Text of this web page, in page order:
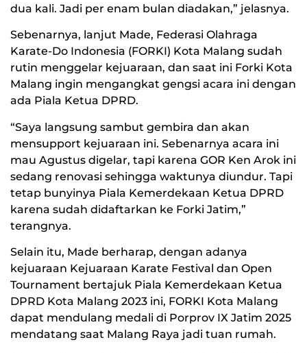
dua kali. Jadi per enam bulan diadakan,” jelasnya.
Sebenarnya, lanjut Made, Federasi Olahraga
Karate-Do Indonesia (FORKI) Kota Malang sudah
rutin menggelar kejuaraan, dan saat ini Forki Kota
Malang ingin mengangkat gengsi acara ini dengan
ada Piala Ketua DPRD.
“Saya langsung sambut gembira dan akan
mensupport kejuaraan ini. Sebenarnya acara ini
mau Agustus digelar, tapi karena GOR Ken Arok ini
sedang renovasi sehingga waktunya diundur. Tapi
tetap bunyinya Piala Kemerdekaan Ketua DPRD
karena sudah didaftarkan ke Forki Jatim,”
terangnya.
Selain itu, Made berharap, dengan adanya
kejuaraan Kejuaraan Karate Festival dan Open
Tournament bertajuk Piala Kemerdekaan Ketua
DPRD Kota Malang 2023 ini, FORKI Kota Malang
dapat mendulang medali di Porprov IX Jatim 2025
mendatang saat Malang Raya jadi tuan rumah.